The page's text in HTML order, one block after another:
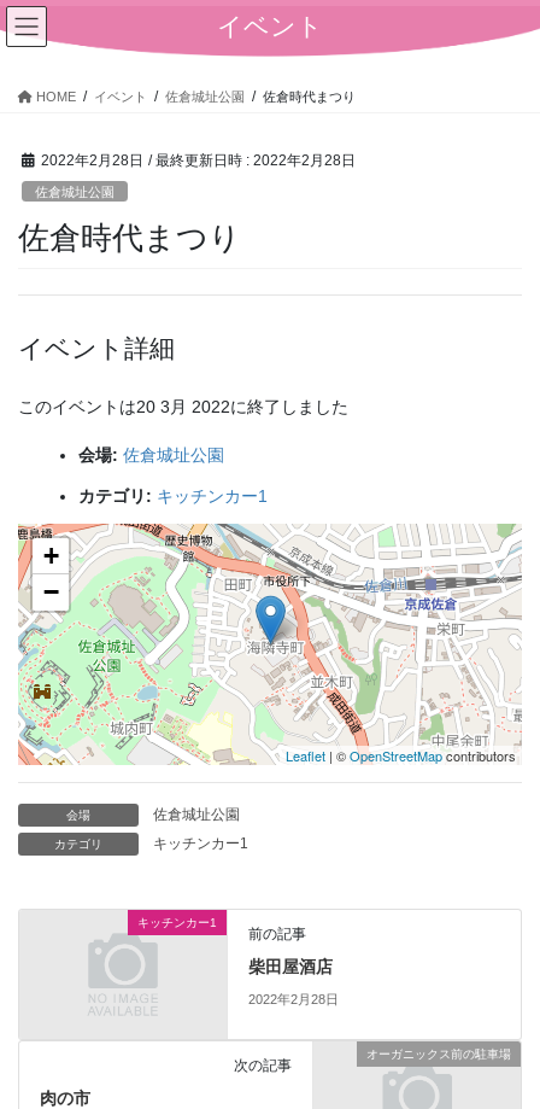
コ
ン
ナ
ビ
イベント
HOME イベント 佐倉城址公園 佐倉時代まつり
2022年2月28日 / 最終更新日時 : 2022年2月28日
佐倉城址公園
佐倉時代まつり
イベント詳細
このイベントは20 3月 2022に終了しました
会場: 佐倉城址公園
カテゴリ: キッチンカー1
+
−
Leaflet | ©OpenStreetMapcontributors
会場 佐倉城址公園
カテゴリ キッチンカー1
キッチンカー1
前の記事
柴田屋酒店
2022年2月28日
オーガニックス前の駐車場
次の記事
肉の市